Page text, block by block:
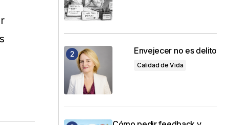
Envejecer no es delito
Calidad de Vida